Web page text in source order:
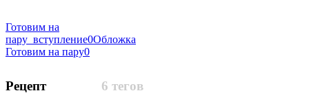
Готовим на
пару_вступление0Обложка
Готовим на пару0
6 тегов
Рецепт